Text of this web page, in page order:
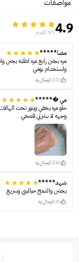
مواصفات
4.965 تقييم
مضا*****
واستخدام يومي
(11) ارسال رد
مي �*****
وجهه لا بشرتي قمحي
(26) ارسال رد
شهد*****
يجننن والدمج خيالييي وسريع
(4) ارسال رد